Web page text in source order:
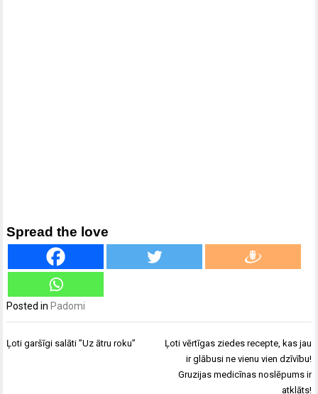
Spread the love
Posted in Padomi
Ziņu
Ļoti garšīgi salāti ”Uz ātru roku”
Ļoti vērtīgas ziedes recepte, kas jau
ir glābusi ne vienu vien dzīvību!
Gruzijas medicīnas noslēpums ir
atklāts!